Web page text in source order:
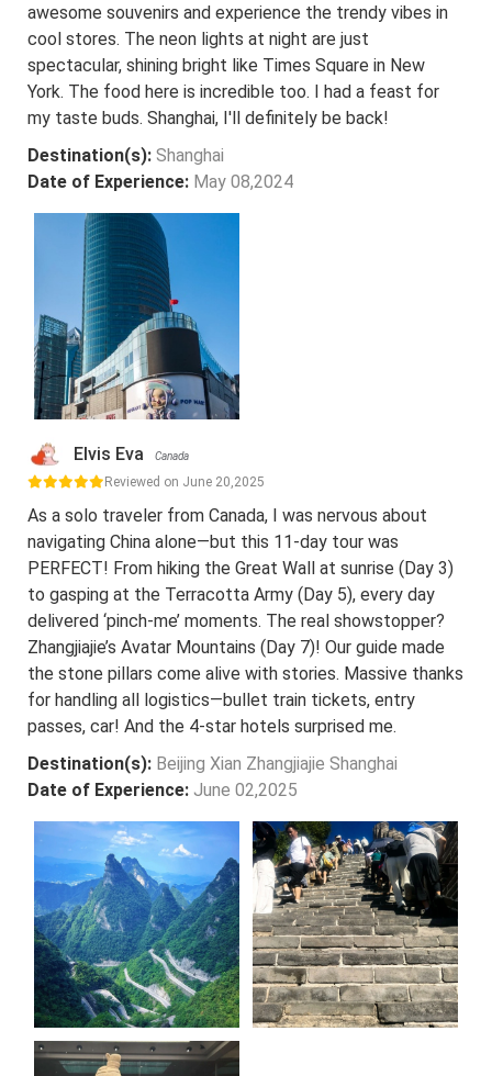
awesome souvenirs and experience the trendy vibes in
cool stores. The neon lights at night are just
spectacular, shining bright like Times Square in New
York. The food here is incredible too. I had a feast for
my taste buds. Shanghai, I'll definitely be back!
Destination(s): Shanghai
Date of Experience: May 08,2024
Elvis Eva Canada
Reviewed on June 20,2025
As a solo traveler from Canada, I was nervous about
navigating China alone—but this 11-day tour was
PERFECT! From hiking the Great Wall at sunrise (Day 3)
to gasping at the Terracotta Army (Day 5), every day
delivered ‘pinch-me’ moments. The real showstopper?
Zhangjiajie’s Avatar Mountains (Day 7)! Our guide made
the stone pillars come alive with stories. Massive thanks
for handling all logistics—bullet train tickets, entry
passes, car! And the 4-star hotels surprised me.
Destination(s): Beijing Xian Zhangjiajie Shanghai
Date of Experience: June 02,2025